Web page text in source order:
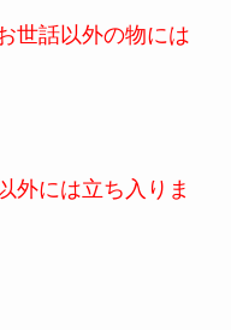
世話以外の物には
外には立ち入りま